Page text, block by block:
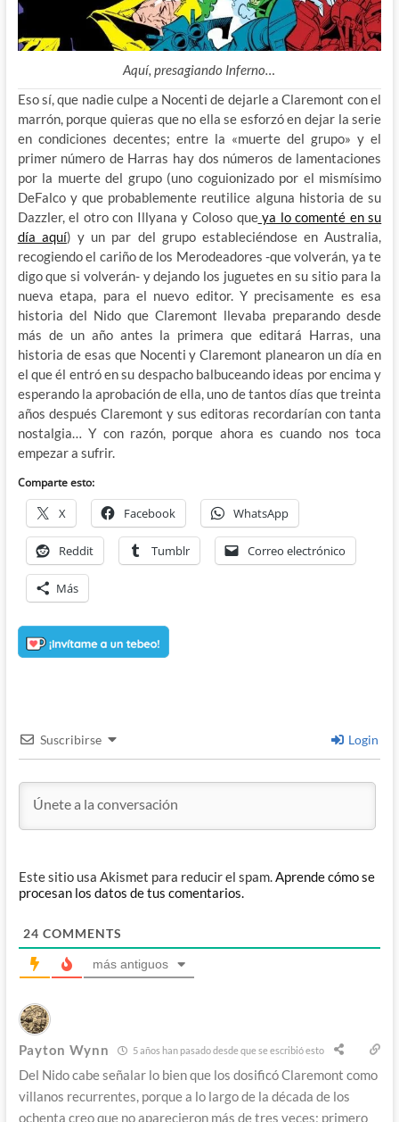
Aquí, presagiando Inferno…
Eso sí, que nadie culpe a Nocenti de dejarle a Claremont con el
marrón, porque quieras que no ella se esforzó en dejar la serie
en condiciones decentes; entre la «muerte del grupo» y el
primer número de Harras hay dos números de lamentaciones
por la muerte del grupo (uno coguionizado por el mismísimo
DeFalco y que probablemente reutilice alguna historia de su
Dazzler, el otro con Illyana y Coloso queya lo comenté en su
día aquí) y un par del grupo estableciéndose en Australia,
recogiendo el cariño de los Merodeadores -que volverán, ya te
digo que si volverán- y dejando los juguetes en su sitio para la
nueva etapa, para el nuevo editor. Y precisamente es esa
historia del Nido que Claremont llevaba preparando desde
más de un año antes la primera que editará Harras, una
historia de esas que Nocenti y Claremont planearon un día en
el que él entró en su despacho balbuceando ideas por encima y
esperando la aprobación de ella, uno de tantos días que treinta
años después Claremont y sus editoras recordarían con tanta
nostalgia… Y con razón, porque ahora es cuando nos toca
empezar a sufrir.
Comparte esto:
X Facebook WhatsApp
Reddit Tumblr Correo electrónico
Más
Suscribirse Login
Este sitio usa Akismet para reducir el spam.Aprende cómo se
procesan los datos de tus comentarios.
24 COMMENTS
más antiguos
Payton Wynn 5 años han pasado desde que se escribió esto
Del Nido cabe señalar lo bien que los dosificó Claremont como
villanos recurrentes, porque a lo largo de la década de los
ochenta creo que no aparecieron más de tres veces; primero